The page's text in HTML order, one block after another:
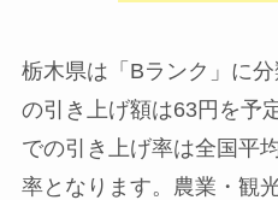
栃木県は「Bランク」に
の引き上げ額は63円を予
での引き上げ率は全国平
率となります。農業・観